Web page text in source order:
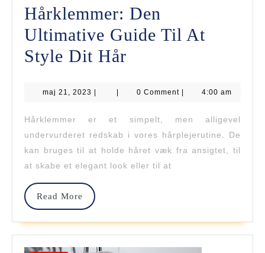
Hårklemmer: Den
Ultimative Guide Til At
Style Dit Hår
Ultimative
Guide
Til
At
Hår
maj 21, 2023 maj
0 Comment 4:00 am
Hårklemmer er et simpelt, men alligevel
undervurderet redskab i vores hårplejerutine. De
kan bruges til at holde håret væk fra ansigtet, til
at skabe et elegant look eller til at
Read More
Read